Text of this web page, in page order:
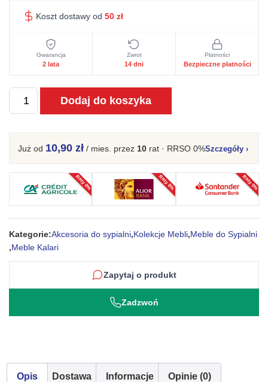
Koszt dostawy od 50 zł
Gwarancja
2 lata
Zwrot
14 dni
Płatności
Bezpieczne płatności
ilość
Stylowy
elegancki
Kalari
Dodaj do koszyka
Już od 10,90 zł / mies. przez 10 rat · RRSO 0%Szczegóły ›
Raty 0% Raty 0% Raty 0%
Kategorie:Akcesoria do sypialni,Kolekcje Mebli,Meble do Sypialni
,Meble Kalari
Zapytaj o produkt
Zadzwoń
Opis Dostawa Informacje Opinie (0)